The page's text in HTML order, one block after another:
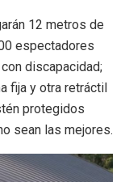
12 metros de
espectadores
discapacidad;
fija y otra retráctil
protegidos
sean las mejores.